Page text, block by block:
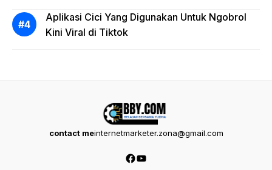
Aplikasi Cici Yang Digunakan Untuk Ngobrol
Kini Viral di Tiktok
contact meinternetmarketer.zona@gmail.com
Facebook
YouTube